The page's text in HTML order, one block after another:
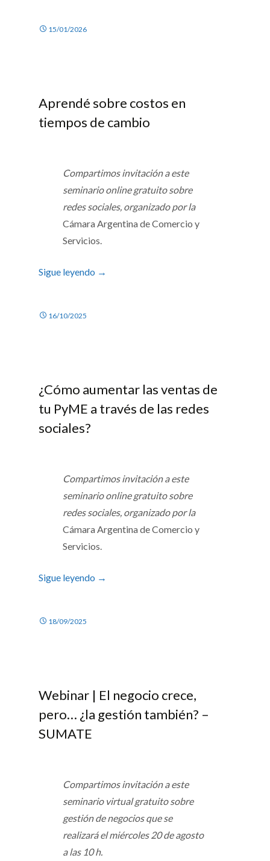
15/01/2026
Aprendé sobre costos en
tiempos de cambio
Compartimos invitación a este
seminario online gratuito sobre
redes sociales, organizado por la
Cámara Argentina de Comercio y
Servicios.
Sigue leyendo →
16/10/2025
¿Cómo aumentar las ventas de
tu PyME a través de las redes
sociales?
Compartimos invitación a este
seminario online gratuito sobre
redes sociales, organizado por la
Cámara Argentina de Comercio y
Servicios.
Sigue leyendo →
18/09/2025
Webinar | El negocio crece,
pero… ¿la gestión también? –
SUMATE
Compartimos invitación a este
seminario virtual gratuito sobre
gestión de negocios que se
realizará el miércoles 20 de agosto
a las 10 h.